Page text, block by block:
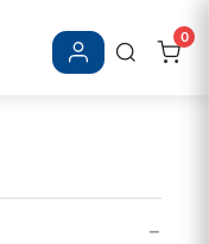
登入/註冊
0
−